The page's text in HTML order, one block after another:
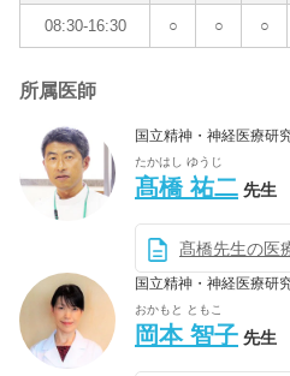
08:30-16:30 ○ ○ ○
所属医師
国立精神・神経医療研
たかはし ゆうじ
髙橋 祐二 先生
髙橋先生の医
国立精神・神経医療研
おかもと ともこ
岡本 智子 先生